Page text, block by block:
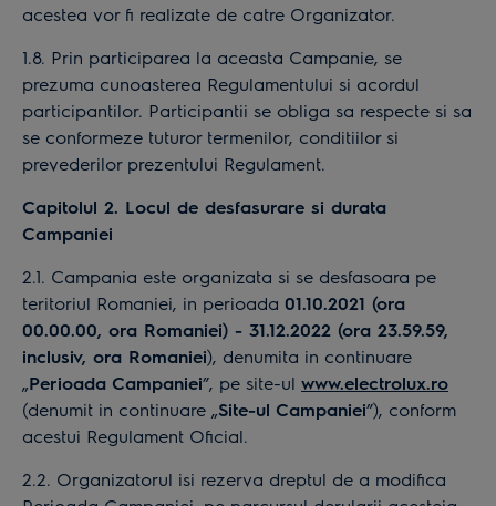
acestea vor fi realizate de catre Organizator.
1.8. Prin participarea la aceasta Campanie, se
prezuma cunoasterea Regulamentului si acordul
participantilor. Participantii se obliga sa respecte si sa
se conformeze tuturor termenilor, conditiilor si
prevederilor prezentului Regulament.
Capitolul 2. Locul de desfasurare si durata
Campaniei
2.1. Campania este organizata si se desfasoara pe
teritoriul Romaniei, in perioada 01.10.2021 (ora
00.00.00, ora Romaniei) - 31.12.2022 (ora 23.59.59,
inclusiv, ora Romaniei), denumita in continuare
„Perioada Campaniei”, pe site-ul www.electrolux.ro
(denumit in continuare „Site-ul Campaniei”), conform
acestui Regulament Oficial.
2.2. Organizatorul isi rezerva dreptul de a modifica